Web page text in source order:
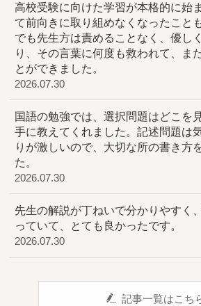
高校受験に向けた学習が本格的に始
て前向きに取り組めなくなったこと
でも先生方は責めることなく、優し
り、その言葉に何度も救われて、ま
とができました。
2026.07.30
国語の勉強では、選択問題はどこを
手に教えてくれました。記述問題は
りが激しいので、大切な所の書き方
た。
2026.07.30
先生の解説が丁ねいで分かりやすく
っていて、とても良かったです。
2026.07.30
記事一覧はこち